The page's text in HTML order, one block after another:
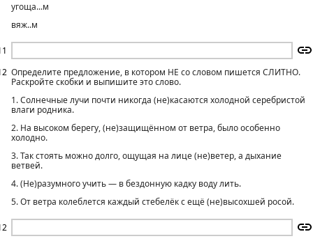
угоща...м
вяж..м
Определите предложение, в котором НЕ со словом пишется СЛИТНО.
Раскройте скобки и выпишите это слово.
1. Солнечные лучи почти никогда (не)касаются холодной серебристой
влаги родника.
2. На высоком берегу, (не)защищённом от ветра, было особенно
холодно.
3. Так стоять можно долго, ощущая на лице (не)ветер, а дыхание
ветвей.
4. (Не)разумного учить — в бездонную кадку воду лить.
5. От ветра колеблется каждый стебелёк с ещё (не)высохшей росой.